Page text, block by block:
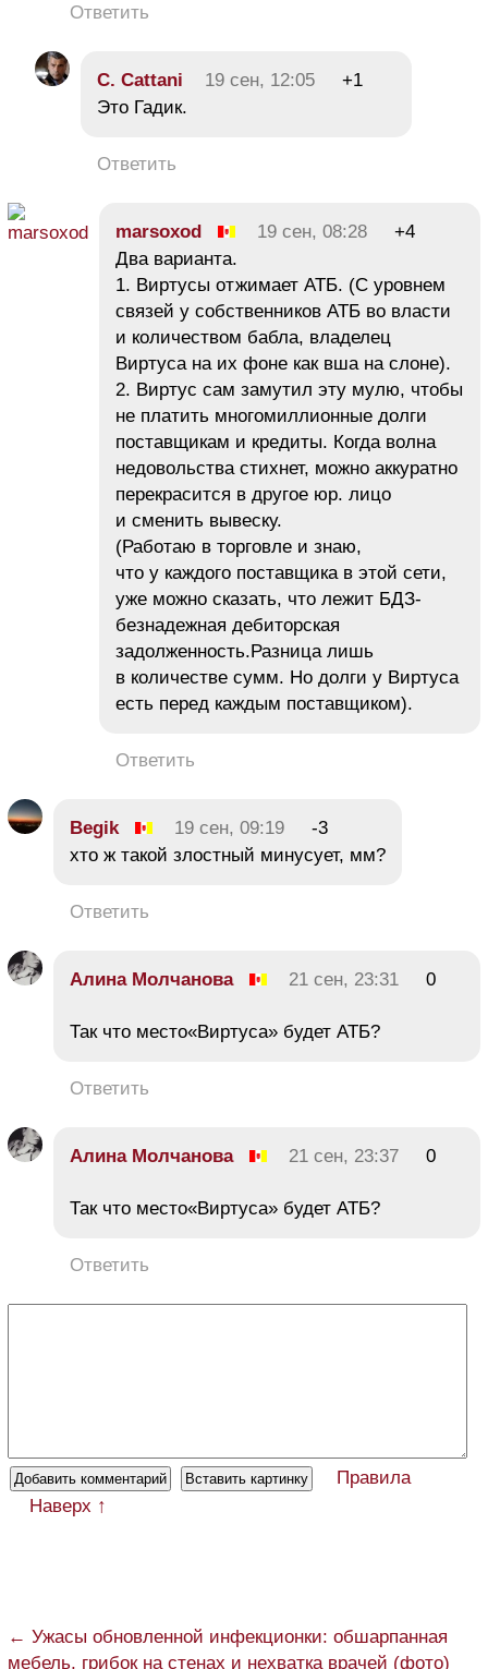
Ответить
C. Cattani 19 сен, 12:05
+1
Это Гадик.
Ответить
marsoxod 19 сен, 08:28
+4
Два варианта.
1. Виртусы отжимает АТБ. (С уровнем
связей у собственников АТБ во власти
и количеством бабла, владелец
Виртуса на их фоне как вша на слоне).
2. Виртус сам замутил эту мулю, чтобы
не платить многомиллионные долги
поставщикам и кредиты. Когда волна
недовольства стихнет, можно аккуратно
перекрасится в другое юр. лицо
и сменить вывеску.
(Работаю в торговле и знаю,
что у каждого поставщика в этой сети,
уже можно сказать, что лежит БДЗ-
безнадежная дебиторская
задолженность.Разница лишь
в количестве сумм. Но долги у Виртуса
есть перед каждым поставщиком).
Ответить
Begik 19 сен, 09:19
-3
хто ж такой злостный минусует, мм?
Ответить
Алина Молчанова 21 сен, 23:31 0
Так что место«Виртуса» будет АТБ?
Ответить
Алина Молчанова 21 сен, 23:37 0
Так что место«Виртуса» будет АТБ?
Ответить
Правила
Наверх ↑
← Ужасы обновленной инфекционки: обшарпанная
мебель, грибок на стенах и нехватка врачей (фото)